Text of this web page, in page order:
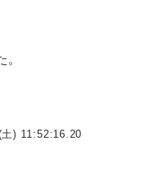
) 11:52:16.20